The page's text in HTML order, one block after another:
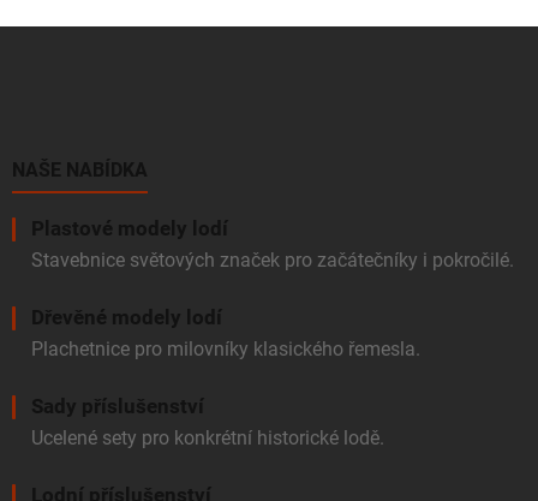
NAŠE NABÍDKA
Plastové modely lodí
Stavebnice světových značek pro začátečníky i pokročilé.
Dřevěné modely lodí
Plachetnice pro milovníky klasického řemesla.
Sady příslušenství
Ucelené sety pro konkrétní historické lodě.
Lodní příslušenství